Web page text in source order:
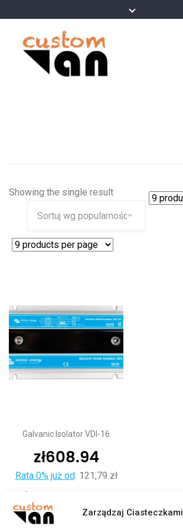
Zarządzaj Ciasteczkami
Showing the single result
Galvanic Isolator VDI-16
zł608.94
Rata 0% już od: 121,79 zł